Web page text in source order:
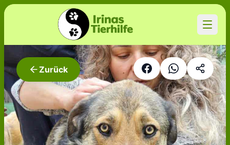
Zurück